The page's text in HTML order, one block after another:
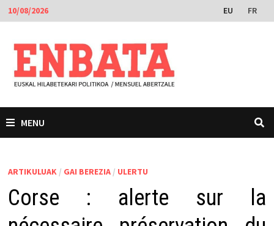
Skip
to
content
10/08/2026 EU FR
MENU
ARTIKULUAK / GAI BEREZIA/ ULERTU
Corse : alerte sur la